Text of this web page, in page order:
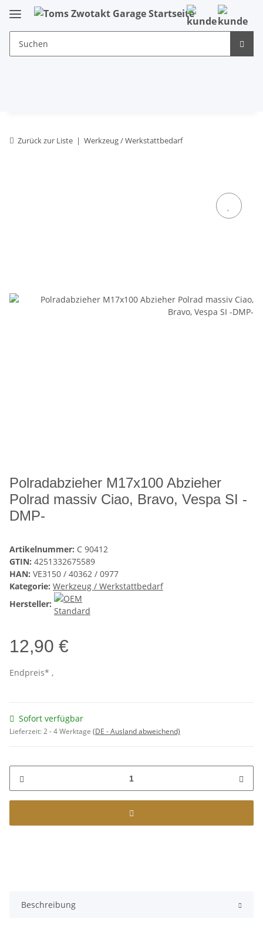
Zurück zur Liste Werkzeug / Werkstattbedarf
Polradabzieher M17x100 Abzieher
Polrad massiv Ciao, Bravo, Vespa SI -
DMP-
Artikelnummer: C 90412
GTIN: 4251332675589
HAN: VE3150 / 40362 / 0977
Kategorie: Werkzeug / Werkstattbedarf
Hersteller:
12,90 €
Endpreis* ,
Sofort verfügbar
Lieferzeit:2 - 4 Werktage (DE - Ausland abweichend)
Beschreibung